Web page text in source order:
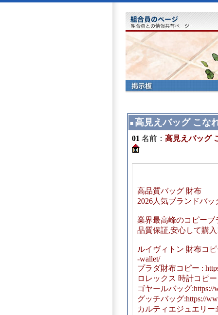
■ 高見えバッグ こな
01 名前： 高見えバッグ
高品質バッグ 財布
2026人気ブランドバ
業界最高峰のコピー
品質保証,安心して購
ルイヴィトン 財布コピ
-wallet/
プラダ財布コピー :
ロレックス 時計コピー
ゴヤールバッグ:https://
グッチバッグ:https://
カルティエジュエリー